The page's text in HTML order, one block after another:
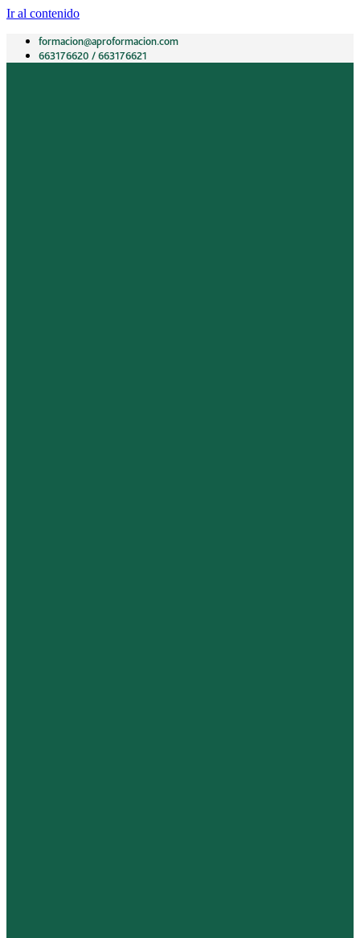
Ir al contenido
formacion@aproformacion.com
663176620 / 663176621